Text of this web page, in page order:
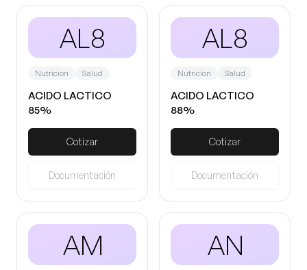
AL8
Nutricion Salud
ACIDO LACTICO
85%
Cotizar
Documentación
AL8
Nutricion Salud
ACIDO LACTICO
88%
Cotizar
Documentación
AM AN